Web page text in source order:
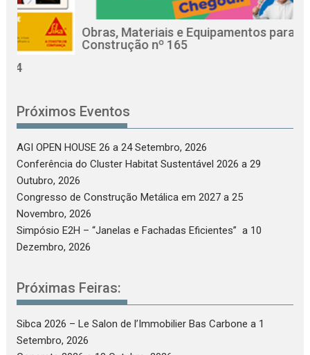
Obras, Materiais e Equipamentos para a
Construção nº 165
Próximos Eventos
AGI OPEN HOUSE 26 a 24 Setembro, 2026
Conferência do Cluster Habitat Sustentável 2026 a 29
Outubro, 2026
Congresso de Construção Metálica em 2027 a 25
Novembro, 2026
Simpósio E2H – “Janelas e Fachadas Eficientes” a 10
Dezembro, 2026
Próximas Feiras:
Sibca 2026 – Le Salon de l’Immobilier Bas Carbone a 1
Setembro, 2026